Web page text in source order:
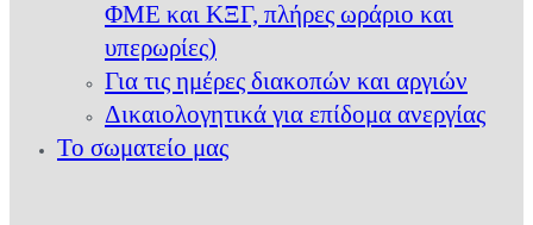
ΦΜΕ και ΚΞΓ, πλήρες ωράριο και
υπερωρίες)
Για τις ημέρες διακοπών και αργιών
Δικαιολογητικά για επίδομα ανεργίας
Το σωματείο μας